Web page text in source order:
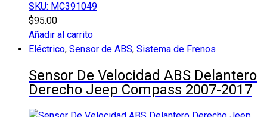
SKU: MC391049
$95.00
Añadir al carrito
Eléctrico, Sensor de ABS, Sistema de Frenos
Sensor De Velocidad ABS Delantero
Derecho Jeep Compass 2007-2017